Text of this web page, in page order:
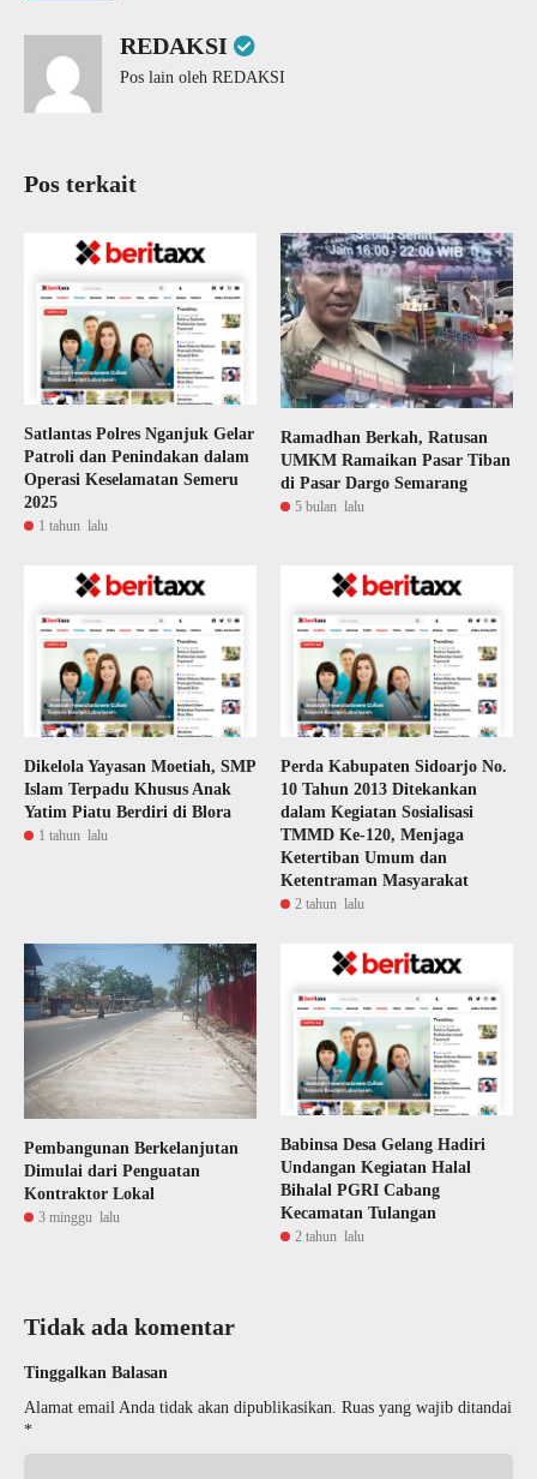
REDAKSI
Pos lain oleh REDAKSI
Pos terkait
Satlantas Polres Nganjuk Gelar
Patroli dan Penindakan dalam
Operasi Keselamatan Semeru
2025
1 tahun lalu
Ramadhan Berkah, Ratusan
UMKM Ramaikan Pasar Tiban
di Pasar Dargo Semarang
5 bulan lalu
Dikelola Yayasan Moetiah, SMP
Islam Terpadu Khusus Anak
Yatim Piatu Berdiri di Blora
1 tahun lalu
Perda Kabupaten Sidoarjo No.
10 Tahun 2013 Ditekankan
dalam Kegiatan Sosialisasi
TMMD Ke-120, Menjaga
Ketertiban Umum dan
Ketentraman Masyarakat
2 tahun lalu
Pembangunan Berkelanjutan
Dimulai dari Penguatan
Kontraktor Lokal
3 minggu lalu
Babinsa Desa Gelang Hadiri
Undangan Kegiatan Halal
Bihalal PGRI Cabang
Kecamatan Tulangan
2 tahun lalu
Tidak ada komentar
Tinggalkan Balasan
Alamat email Anda tidak akan dipublikasikan. Ruas yang wajib ditandai
*